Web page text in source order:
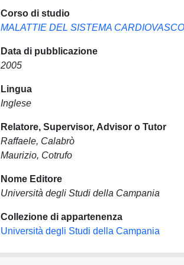
Corso di studio
MALATTIE DEL SISTEMA
Data di pubblicazione
2005
Lingua
Inglese
Relatore, Supervisor, Advisor o Tutor
Raffaele, Calabrò
Maurizio, Cotrufo
Nome Editore
Università degli Studi della Campania
Collezione di appartenenza
Università degli Studi della Campania